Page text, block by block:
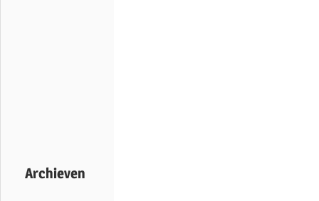
Archieven